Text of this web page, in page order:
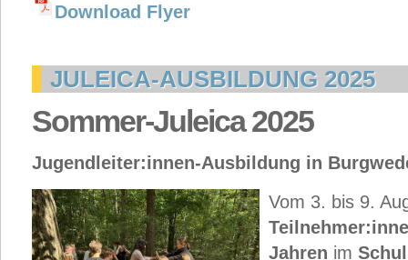
Download Flyer
JULEICA-AUSBILDUNG 2025
Sommer-Juleica 2025
Jugendleiter:innen-Ausbildung in
Vom 3. bis 9.
Jahren im